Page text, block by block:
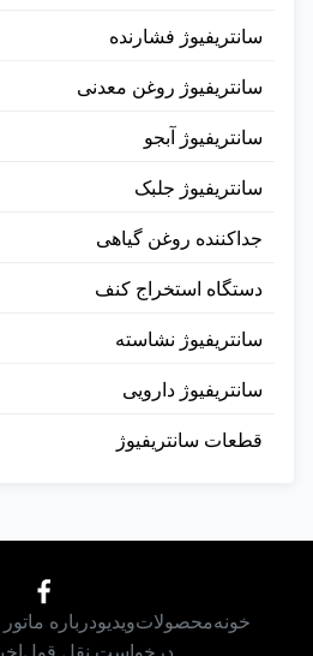
سانتریفیوژ فشارنده
سانتریفیوژ روغن معدنی​
سانتریفیوژ آبجو
سانتریفیوژ جلبک
جداکننده روغن گیاهی​
دستگاه استخراج کنف
سانتریفیوژ نشاسته
سانتریفیوژ دارویی
قطعات سانتریفیوژ
خونهمحصولاتویدیودرباره ما